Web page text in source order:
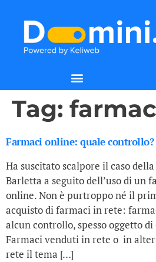
Tag:
Farmaci online: quale controllo?
Ha suscitato scalpore il caso
Barletta a seguito dell’uso di un
online. Non è purtroppo né il
acquisto di farmaci in rete:
alcun controllo, spesso oggetto
Farmaci venduti in rete o in
rete il tema […]